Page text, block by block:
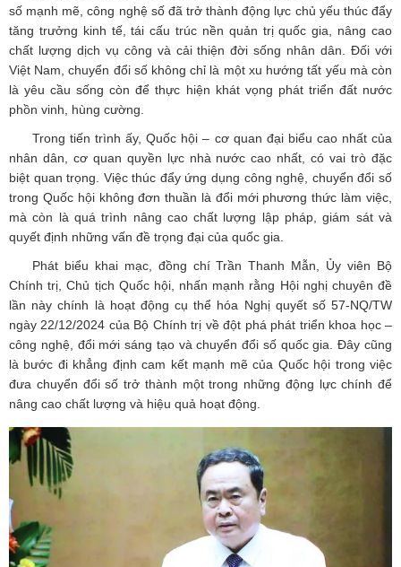
số mạnh mẽ, công nghệ số đã trở thành động lực chủ yếu thúc đẩy
tăng trưởng kinh tế, tái cấu trúc nền quản trị quốc gia, nâng cao
chất lượng dịch vụ công và cải thiện đời sống nhân dân. Đối với
Việt Nam, chuyển đổi số không chỉ là một xu hướng tất yếu mà còn
là yêu cầu sống còn để thực hiện khát vọng phát triển đất nước
phồn vinh, hùng cường.
Trong tiến trình ấy, Quốc hội – cơ quan đại biểu cao nhất của
nhân dân, cơ quan quyền lực nhà nước cao nhất, có vai trò đặc
biệt quan trọng. Việc thúc đẩy ứng dụng công nghệ, chuyển đổi số
trong Quốc hội không đơn thuần là đổi mới phương thức làm việc,
mà còn là quá trình nâng cao chất lượng lập pháp, giám sát và
quyết định những vấn đề trọng đại của quốc gia.
Phát biểu khai mạc, đồng chí Trần Thanh Mẫn, Ủy viên Bộ
Chính trị, Chủ tịch Quốc hội, nhấn mạnh rằng Hội nghị chuyên đề
lần này chính là hoạt động cụ thể hóa Nghị quyết số 57-NQ/TW
ngày 22/12/2024 của Bộ Chính trị về đột phá phát triển khoa học –
công nghệ, đổi mới sáng tạo và chuyển đổi số quốc gia. Đây cũng
là bước đi khẳng định cam kết mạnh mẽ của Quốc hội trong việc
đưa chuyển đổi số trở thành một trong những động lực chính để
nâng cao chất lượng và hiệu quả hoạt động.